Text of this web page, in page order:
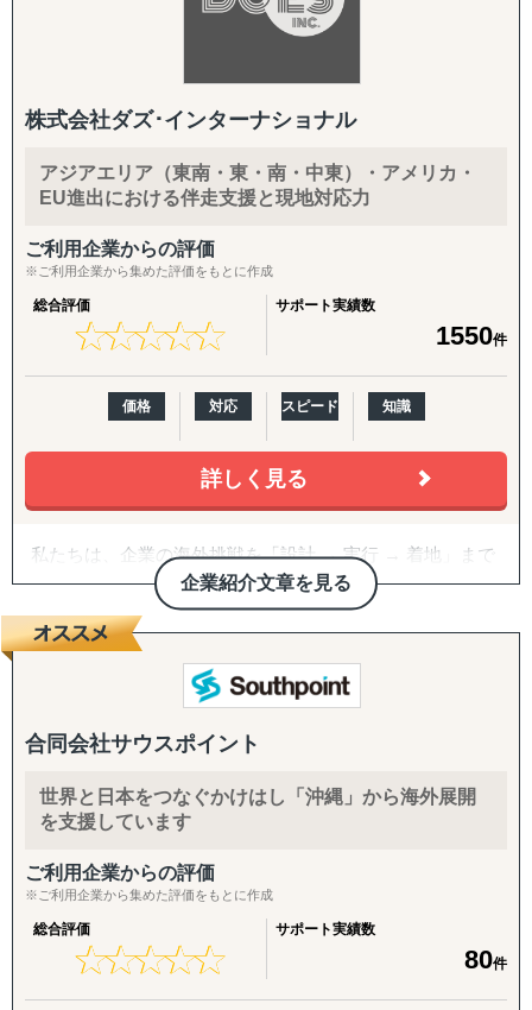
株式会社ダズ･インターナショナル
アジアエリア（東南・東・南・中東）・アメリカ・
EU進出における伴走支援と現地対応力
ご利用企業からの評価
※ご利用企業から集めた評価をもとに作成
総合評価
★★★★★
★★★★★
サポート実績数
1550件
価格 対応 スピード 知識
詳しく見る
企業紹介文章を見る
私たちは、企業の海外挑戦を「設計 → 実行 → 着地」まで
一気通貫で伴走支援します。
『どの国が最適か？』を見極めるゼロ→イチの意思決定か
進出後に必ず直面する現地でのマーケティング課題まで主
要各国に常駐するメンバーが、現地起点で一貫してサポー
トします。
これまでの支援歴は20年以上、実績は1,500社を超えまし
た。
継続して支援できる体制を構築しています。
------------------------------------
■ サポート対象国（グループ別）
↳ ASEAN主要国：タイ・ベトナム・マレーシア・カンボ
合同会社サウスポイント
世界と日本をつなぐかけはし「沖縄」から海外展開
を支援しています
ご利用企業からの評価
※ご利用企業から集めた評価をもとに作成
総合評価
★★★★★
★★★★★
サポート実績数
80件